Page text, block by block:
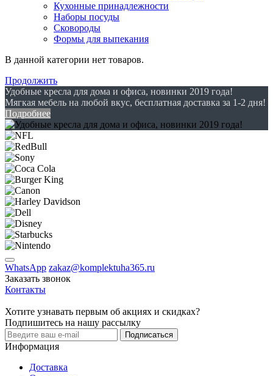
Кухонные принадлежности
Наборы посуды
Сковороды
Формы для выпекания
В данной категории нет товаров.
Продолжить
Удобные кресла для дома и офиса, новинки 2019 года!
Мягкая мебель на любой вкус, бесплатная доставка за 1-2 дня!
Подробнее
WhatsApp zakaz@komplektuha365.ru
Заказать звонок
Контакты
Хотите узнавать первым об акциях и скидках?
Подпишитесь на нашу рассылку
Подписаться
Информация
Доставка